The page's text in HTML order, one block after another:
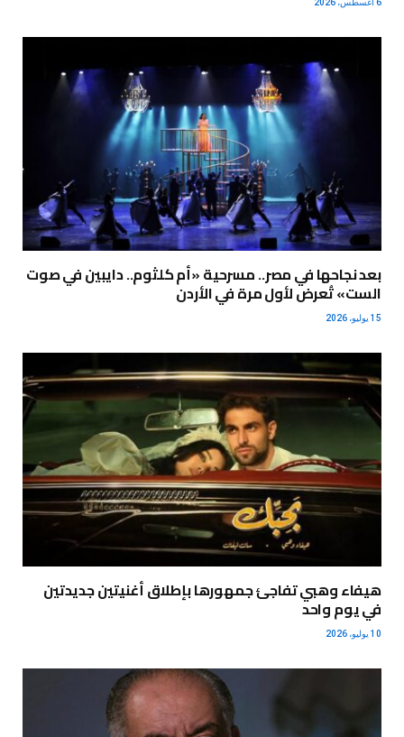
6 أغسطس، 2026
بعد نجاحها في مصر.. مسرحية «أم كلثوم.. دايبين في صوت
الست» تُعرض لأول مرة في الأردن
15 يوليو، 2026
هيفاء وهبي تفاجئ جمهورها بإطلاق أغنيتين جديدتين
في يوم واحد
10 يوليو، 2026